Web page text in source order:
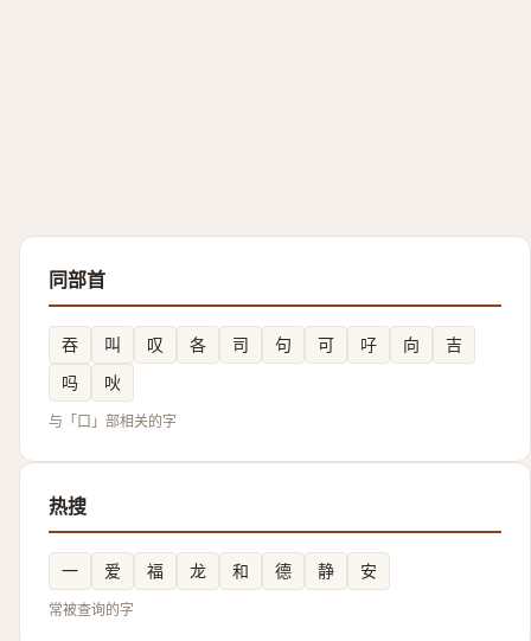
同部首
吞 叫 叹 各 司 句 可 吇 向
吉
吗
吙
与「口」部相关的字
热搜
一 爱 福 龙 和 德 静 安
常被查询的字